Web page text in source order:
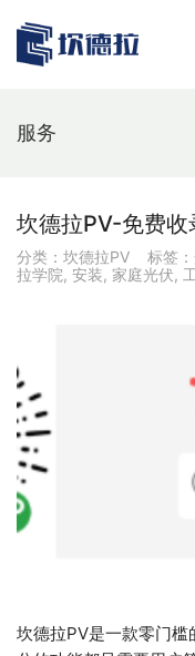
服务
坎德拉PV-免费
分类： 坎德拉PV 标签：
拉学院, 安装, 家庭光伏,
坎德拉PV是一款零门